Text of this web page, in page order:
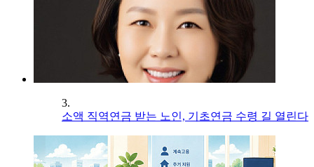
3.
소액 직역연금 받는 노인, 기초연금 수령 길 열린다